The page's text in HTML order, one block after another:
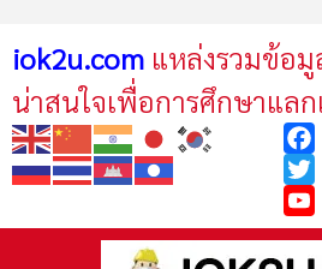
iok2u.com แหล่งรวมข้อมู
น่าสนใจเพื่อการศึกษาแล